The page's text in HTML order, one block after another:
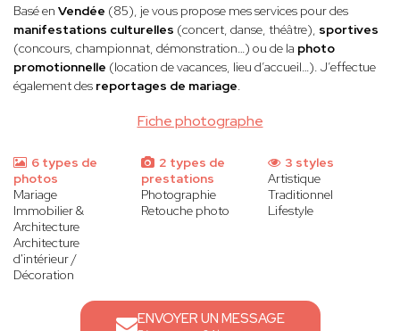
Fiche photographe
Basé en Vendée (85), je vous propose mes services pour des
manifestations culturelles (concert, danse, théâtre), sportives
(concours, championnat, démonstration…) ou de la photo
promotionnelle (location de vacances, lieu d’accueil…). J’effectue
également des reportages de mariage.
6 types de
photos
Mariage
Immobilier &
Architecture
Architecture
d'intérieur /
Décoration
2 types de
prestations
Photographie
Retouche photo
3 styles
Artistique
Traditionnel
Lifestyle
ENVOYER UN MESSAGE